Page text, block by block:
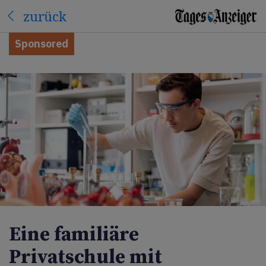
zurück
Sponsored
Eine familiäre
Privatschule mit